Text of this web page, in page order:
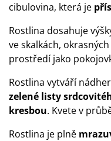
cibulovina, která je
Rostlina dosahuje
ve skalkách,
prostředí jako
Rostlina vytváří
zelené listy
kresbou. Kvete v
Rostlina je plně